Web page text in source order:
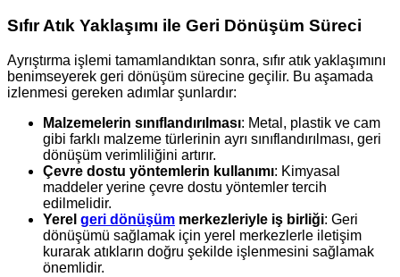
Sıfır Atık Yaklaşımı ile Geri Dönüşüm Süreci
Ayrıştırma işlemi tamamlandıktan sonra, sıfır atık yaklaşımını
benimseyerek geri dönüşüm sürecine geçilir. Bu aşamada
izlenmesi gereken adımlar şunlardır:
Malzemelerin sınıflandırılması: Metal, plastik ve cam
gibi farklı malzeme türlerinin ayrı sınıflandırılması, geri
dönüşüm verimliliğini artırır.
Çevre dostu yöntemlerin kullanımı: Kimyasal
maddeler yerine çevre dostu yöntemler tercih
edilmelidir.
Yerel geri dönüşüm merkezleriyle iş birliği: Geri
dönüşümü sağlamak için yerel merkezlerle iletişim
kurarak atıkların doğru şekilde işlenmesini sağlamak
önemlidir.